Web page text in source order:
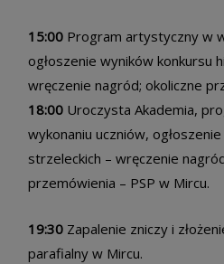
15:00 Program artystyczny w
ogłoszenie wyników konkursu
wręczenie nagród; okoliczne
18:00 Uroczysta Akademia,
wykonaniu uczniów,
strzeleckich – wręczenie
przemówienia – PSP w Mircu.
19:30 Zapalenie zniczy i
parafialny w Mircu.